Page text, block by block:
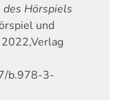
des Hörspiels
und
b.978-3-